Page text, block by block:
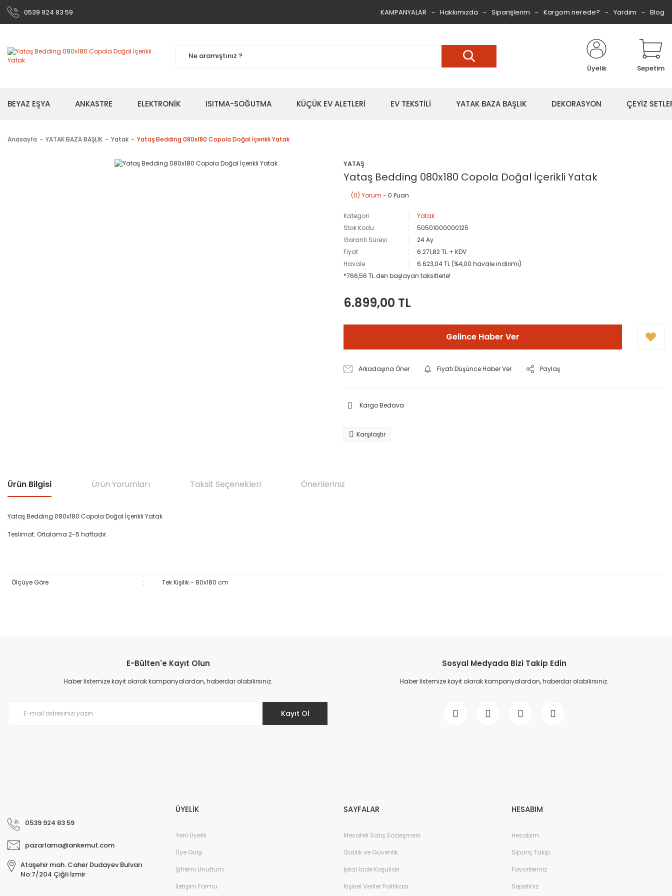
0539 924 83 59 KAMPANYALAR Hakkımızda Siparişlerim Kargom nerede? Yardım Blog
Üyelik Sepetim
BEYAZ EŞYA ANKASTRE ELEKTRONİK ISITMA-SOĞUTMA KÜÇÜK EV ALETLERİ EV TEKSTİLİ YATAK BAZA BAŞLIK DEKORASYON ÇEYİZ
Anasayfa YATAK BAZA BAŞLIK Yatak Yataş Bedding 080x180 Copola Doğal İçerikli Yatak
YATAŞ
Yataş Bedding 080x180 Copola Doğal İçerikli Yatak
(0) Yorum - 0 Puan
Kategori
Yatak
Stok Kodu
50501000000125
Garanti Süresi
24 Ay
Fiyat
6.271,82 TL + KDV
Havale
6.623,04 TL (%4,00 havale indirimi)
*766,56 TL den başlayan taksitlerle!
6.899,00 TL
Gelince Haber Ver
Arkadaşına Öner Fiyatı Düşünce Haber Ver Paylaş
Kargo Bedava
Karşılaştır
Ürün Bilgisi Ürün Yorumları Taksit Seçenekleri Önerileriniz
Yataş Bedding 080x180 Copola Doğal İçerikli Yatak
Teslimat: Ortalama 2-5 haftadır.
Ölçüye Göre : Tek Kişilik - 80x180 cm
Ürün resmi kalitesiz, bozuk veya görüntülenemiyor.
Ürün açıklamasında eksik bilgiler bulunuyor.
E-Bülten'e Kayıt Olun
Haber listemize kayıt olarak kampanyalardan, haberdar olabilirsiniz.
Kayıt Ol
Sosyal Medyada Bizi Takip Edin
Haber listemize kayıt olarak kampanyalardan, haberdar olabilirsiniz.
0539 924 83 59
pazarlama@ankemut.com
Ataşehir mah. Caher Dudayev Bulvarı
No:7/204 Çiğli İzmir
ÜYELİK
Yeni Üyelik
Üye Girişi
Şifremi Unuttum
İletişim Formu
SAYFALAR
Mesafeli Satış Sözleşmesi
Gizlilik ve Güvenlik
İptal İade Koşullari
Kişisel Veriler Politikası
HESABIM
Hesabım
Sipariş Takip
Favorileriniz
Sepetiniz